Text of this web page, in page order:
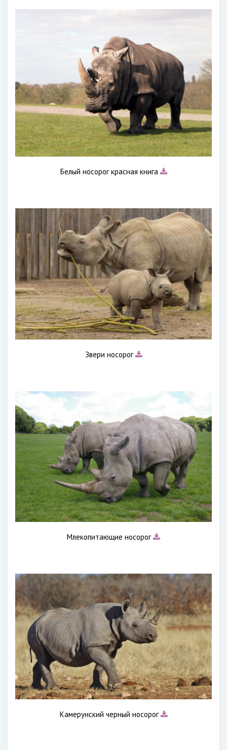
Белый носорог красная книга
Звери носорог
Млекопитающие носорог
Камерунский черный носорог